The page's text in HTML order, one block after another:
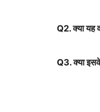
Q2. क्या यह
Q3. क्या